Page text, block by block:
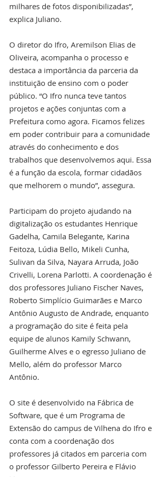
milhares de fotos disponibilizadas”,
explica Juliano.
O diretor do Ifro, Aremilson Elias de
Oliveira, acompanha o processo e
destaca a importância da parceria da
instituição de ensino com o poder
público. “O Ifro nunca teve tantos
projetos e ações conjuntas com a
Prefeitura como agora. Ficamos felizes
em poder contribuir para a comunidade
através do conhecimento e dos
trabalhos que desenvolvemos aqui. Essa
é a função da escola, formar cidadãos
que melhorem o mundo”, assegura.
Participam do projeto ajudando na
digitalização os estudantes Henrique
Gadelha, Camila Belegante, Karina
Feitoza, Lúdia Bello, Mikeli Cunha,
Sulivan da Silva, Nayara Arruda, João
Crivelli, Lorena Parlotti. A coordenação é
dos professores Juliano Fischer Naves,
Roberto Simplício Guimarães e Marco
Antônio Augusto de Andrade, enquanto
a programação do site é feita pela
equipe de alunos Kamily Schwann,
Guilherme Alves e o egresso Juliano de
Mello, além do professor Marco
Antônio.
O site é desenvolvido na Fábrica de
Software, que é um Programa de
Extensão do campus de Vilhena do Ifro e
conta com a coordenação dos
professores já citados em parceria com
o professor Gilberto Pereira e Flávio